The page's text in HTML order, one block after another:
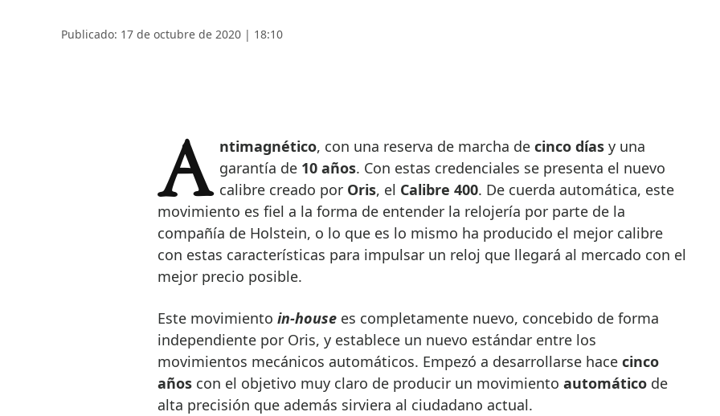
Publicado: 17 de octubre de 2020 | 18:10
Antimagnético, con una reserva de marcha de cinco díasy una
garantía de 10 años. Con estas credenciales se presenta el nuevo
calibre creado por Oris, el Calibre 400. De cuerda automática, este
movimiento es fiel a la forma de entender la relojería por parte de la
compañía de Holstein, o lo que es lo mismo ha producido el mejor calibre
con estas características para impulsar un reloj que llegará al mercado con el
mejor precio posible.
Este movimiento in-housees completamente nuevo, concebido de forma
independiente por Oris, y establece un nuevo estándar entre los
movimientos mecánicos automáticos. Empezó a desarrollarse hace cinco
añoscon el objetivo muy claro de producir un movimiento automáticode
alta precisión que además sirviera al ciudadano actual.